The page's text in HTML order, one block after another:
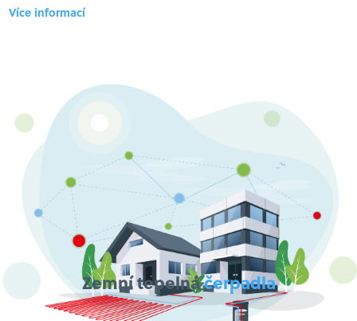
Více informací
Zemní tepelnáčerpadla